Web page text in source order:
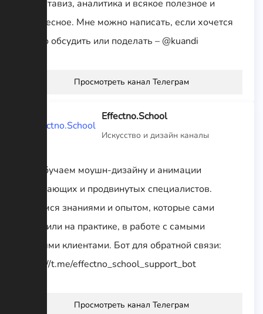
Тут датавиз, аналитика и всякое полезное и
интересное. Мне можно написать, если хочется
что-то обсудить или поделать – @kuandi
Просмотреть канал Телеграм
Effectno.School
Искусство и дизайн каналы
Мы обучаем моушн-дизайну и анимации
начинающих и продвинутых специалистов.
Делимся знаниями и опытом, которые сами
получили на практике, в работе с самыми
разными клиентами. Бот для обратной связи:
https://t.me/effectno_school_support_bot
Просмотреть канал Телеграм